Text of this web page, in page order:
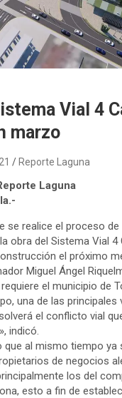
Vial 4
marzo
Reporte Laguna
Laguna
se realice el proceso
obra del Sistema Vial 4
el próximo
Miguel Ángel
el municipio de
una de las principales
el conflicto vial
indicó.
que al mismo tiempo ya
de negocios
los del
esto a fin de